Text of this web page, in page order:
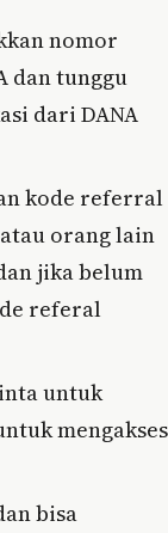
nomor
dan tunggu
dari DANA
kode referral
orang lain
jika belum
referal
untuk
mengakses
bisa